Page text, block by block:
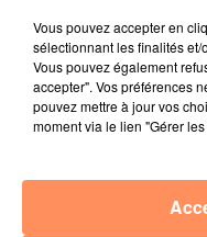
Toulon : des
10 mai 2022
Cassis organise
10 mai 2022
Vous pouvez accepter en
sélectionnant les finalités
Vous pouvez également
accepter". Vos préférences
pouvez mettre à jour vos
moment via le lien "Gérer